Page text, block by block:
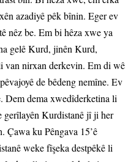
azadiyê pêk bînin. Eger ev
nêz be. Em bi hêza xwe ya
gelê Kurd, jinên Kurd,
van nirxan derkevin. Em di wê
de bêdeng nemîne. Ev
Dem dema xwedîderketina li
gerîlayên Kurdistanê jî ji her
Çawa ku Pêngava 15’ê
weke fîşeka destpêkê li